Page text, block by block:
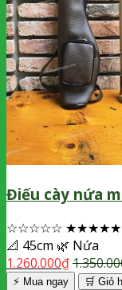
Điếu cày nứa
☆☆☆☆☆ ★★★★★
📐 45cm 🌿 Nứa
1.260.000₫
⚡ Mua ngay 🛒 Giỏ